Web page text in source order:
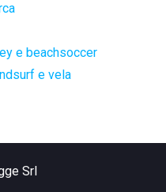
e beachsoccer
e vela
Srl